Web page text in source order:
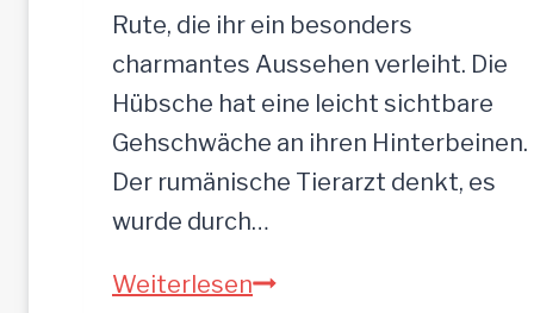
Rute, die ihr ein besonders
charmantes Aussehen verleiht. Die
Hübsche hat eine leicht sichtbare
Gehschwäche an ihren Hinterbeinen.
Der rumänische Tierarzt denkt, es
wurde durch…
WeiterlesenASTA